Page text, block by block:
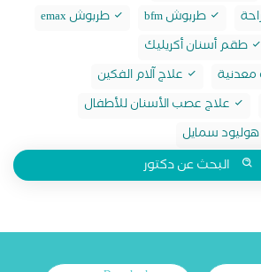
طربوش bfm
طربوش emax
طقم أسنان أكريليك
علاج آلام الفكين
علاج عصب الأسنان للأطفال
هوليود سمايل
البحث عن دكتور